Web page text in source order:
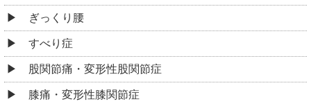
ぎっくり腰
すべり症
股関節痛・変形性股関節症
膝痛・変形性膝関節症